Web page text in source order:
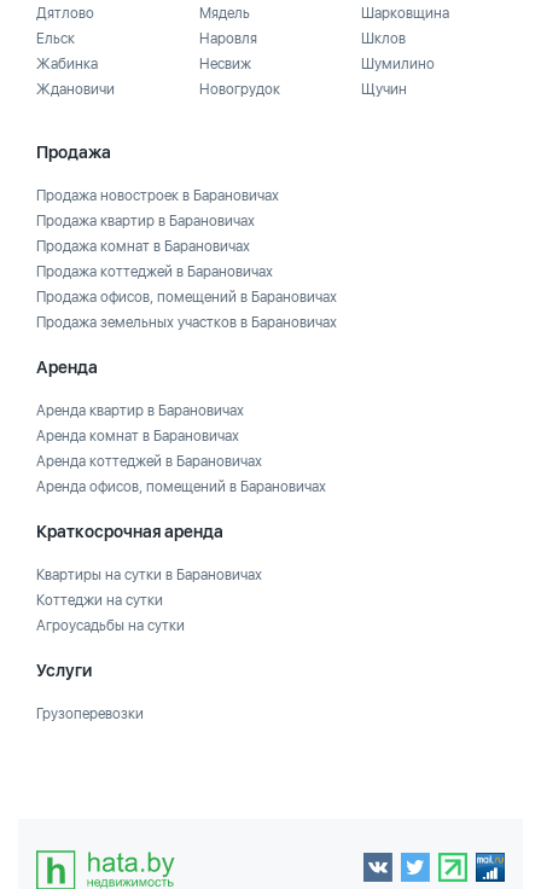
Дятлово
Ельск
Жабинка
Ждановичи
Мядель
Наровля
Несвиж
Новогрудок
Шарковщина
Шклов
Шумилино
Щучин
Продажа
Продажа новостроек в Барановичах
Продажа квартир в Барановичах
Продажа комнат в Барановичах
Продажа коттеджей в Барановичах
Продажа офисов, помещений в Барановичах
Продажа земельных участков в Барановичах
Аренда
Аренда квартир в Барановичах
Аренда комнат в Барановичах
Аренда коттеджей в Барановичах
Аренда офисов, помещений в Барановичах
Краткосрочная аренда
Квартиры на сутки в Барановичах
Коттеджи на сутки
Агроусадьбы на сутки
Услуги
Грузоперевозки